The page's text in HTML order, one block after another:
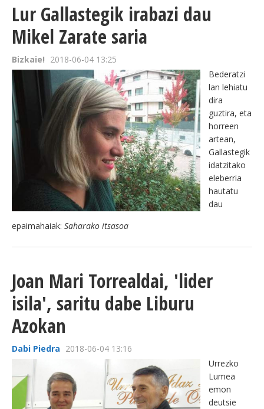
Lur Gallastegik irabazi dau
Mikel Zarate saria
Bizkaie! 2018-06-04 13:25
Bederatzi
lan lehiatu
dira
guztira, eta
horreen
artean,
Gallastegik
idatzitako
eleberria
hautatu
dau
epaimahaiak: Saharako itsasoa
Joan Mari Torrealdai, 'lider
isila', saritu dabe Liburu
Azokan
Dabi Piedra 2018-06-04 13:16
Urrezko
Lumea
emon
deutsie